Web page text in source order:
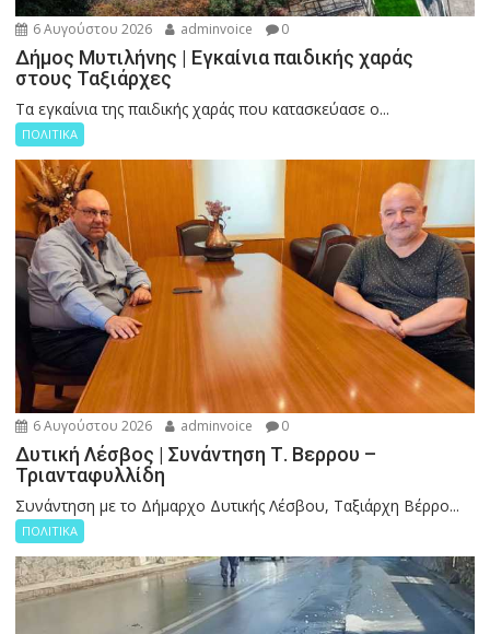
6 Αυγούστου 2026 adminvoice 0
Δήμος Μυτιλήνης | Εγκαίνια παιδικής χαράς
στους Ταξιάρχες
Tα εγκαίνια της παιδικής χαράς που κατασκεύασε ο...
ΠΟΛΙΤΙΚΑ
6 Αυγούστου 2026 adminvoice 0
Δυτική Λέσβος | Συνάντηση Τ. Βερρου –
Τριανταφυλλίδη
Συνάντηση με το Δήμαρχο Δυτικής Λέσβου, Ταξιάρχη Βέρρο...
ΠΟΛΙΤΙΚΑ